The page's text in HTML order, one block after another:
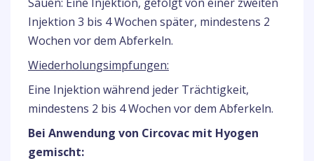
Injektion 3 bis 4 Wochen später, mindestens 2
Wochen vor dem Abferkeln.
Wiederholungsimpfungen:
Eine Injektion während jeder Trächtigkeit,
mindestens 2 bis 4 Wochen vor dem Abferkeln.
Bei Anwendung von Circovac mit Hyogen
gemischt: